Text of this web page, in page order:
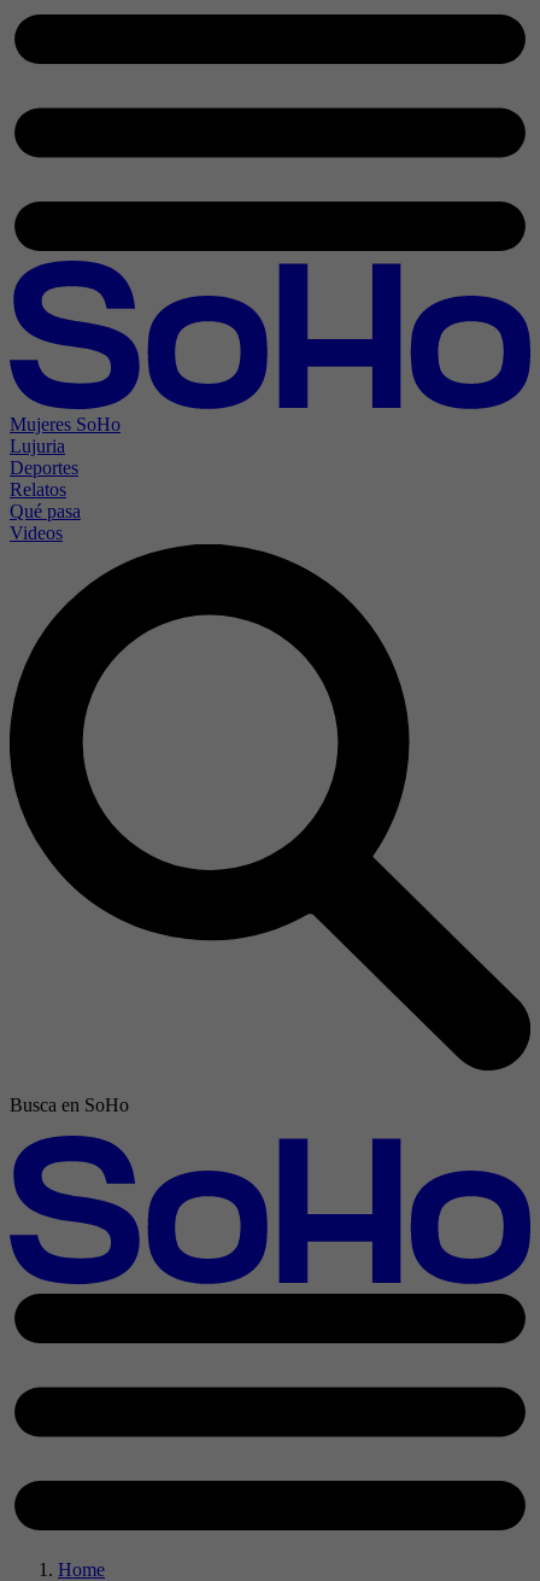
Mujeres SoHo
Lujuria
Deportes
Relatos
Qué pasa
Videos
Busca en SoHo
Home